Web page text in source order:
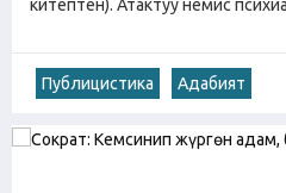
китептен). Атактуу немис
Публицистика Адабият